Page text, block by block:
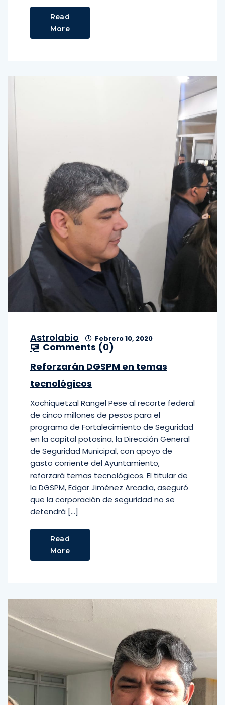
Read
More
Astrolabio Febrero 10, 2020
Comments (0)
Reforzarán DGSPM en temas
tecnológicos
Xochiquetzal Rangel Pese al recorte federal
de cinco millones de pesos para el
programa de Fortalecimiento de Seguridad
en la capital potosina, la Dirección General
de Seguridad Municipal, con apoyo de
gasto corriente del Ayuntamiento,
reforzará temas tecnológicos. El titular de
la DGSPM, Edgar Jiménez Arcadia, aseguró
que la corporación de seguridad no se
detendrá […]
Read
More